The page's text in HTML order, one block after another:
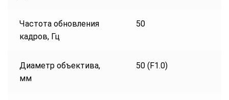
Частота обновления
кадров, Гц
50
Диаметр объектива,
мм
50 (F1.0)